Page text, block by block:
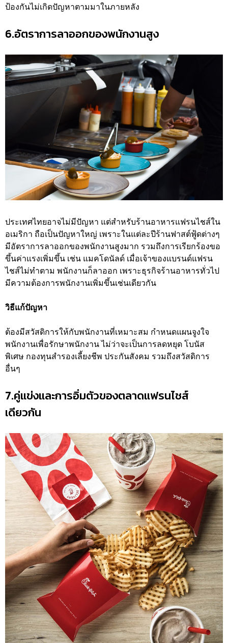
ป้องกันไม่เกิดปัญหาตามมาในภายหลัง
6.อัตราการลาออกของพนักงานสูง
ประเทศไทยอาจไม่มีปัญหา แต่สำหรับร้านอาหารแฟรนไชส์ใน
อเมริกา ถือเป็นปัญหาใหญ่ เพราะในแต่ละปีร้านฟาสต์ฟู้ดต่างๆ
มีอัตราการลาออกของพนักงานสูงมาก รวมถึงการเรียกร้องขอ
ขึ้นค่าแรงเพิ่มขึ้น เช่น แมคโดนัลด์ เมื่อเจ้าของแบรนด์แฟรน
ไชส์ไม่ทำตาม พนักงานก็ลาออก เพราะธุรกิจร้านอาหารทั่วไป
มีความต้องการพนักงานเพิ่มขึ้นเช่นเดียวกัน
วิธีแก้ปัญหา
ต้องมีสวัสดิการให้กับพนักงานที่เหมาะสม กำหนดแผนจูงใจ
พนักงานเพื่อรักษาพนักงาน ไม่ว่าจะเป็นการลดหยุด โบนัส
พิเศษ กองทุนสำรองเลี้ยงชีพ ประกันสังคม รวมถึงสวัสดิการ
อื่นๆ
7.คู่แข่งและการอิ่มตัวของตลาดแฟรนไชส์
เดียวกัน